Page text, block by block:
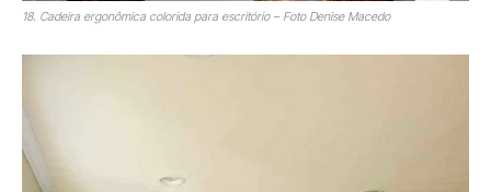
18. Cadeira ergonômica colorida para escritório – Foto Denise Macedo